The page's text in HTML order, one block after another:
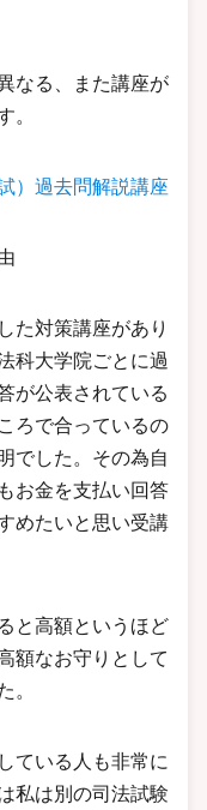
なる、また講座が
。
）過去問解説講座
た対策講座があり
科大学院ごとに過
が公表されている
ろで合っているの
でした。その為自
お金を支払い回答
めたいと思い受講
と高額というほど
額なお守りとして
。
ている人も非常に
私は別の司法試験